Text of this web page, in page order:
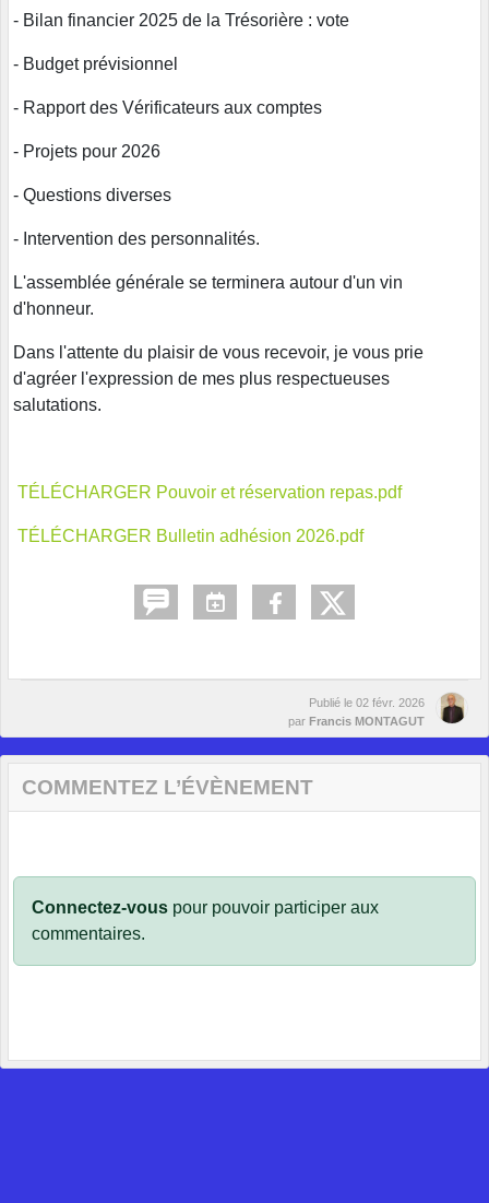
- Bilan financier 2025 de la Trésorière : vote
- Budget prévisionnel
- Rapport des Vérificateurs aux comptes
- Projets pour 2026
- Questions diverses
- Intervention des personnalités.
L'assemblée générale se terminera autour d'un vin
d'honneur.
Dans l'attente du plaisir de vous recevoir, je vous prie
d'agréer l'expression de mes plus respectueuses
salutations.
TÉLÉCHARGER Pouvoir et réservation repas.pdf
TÉLÉCHARGER Bulletin adhésion 2026.pdf
Publié le 02 févr. 2026
par Francis MONTAGUT
COMMENTEZ L’ÉVÈNEMENT
Connectez-vous pour pouvoir participer aux
commentaires.